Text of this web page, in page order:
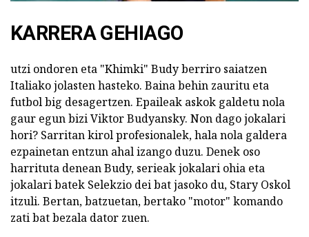
KARRERA GEHIAGO
utzi ondoren eta "Khimki" Budy berriro saiatzen
Italiako jolasten hasteko. Baina behin zauritu eta
futbol big desagertzen. Epaileak askok galdetu nola
gaur egun bizi Viktor Budyansky. Non dago jokalari
hori? Sarritan kirol profesionalek, hala nola galdera
ezpainetan entzun ahal izango duzu. Denek oso
harrituta denean Budy, serieak jokalari ohia eta
jokalari batek Selekzio dei bat jasoko du, Stary Oskol
itzuli. Bertan, batzuetan, bertako "motor" komando
zati bat bezala dator zuen.